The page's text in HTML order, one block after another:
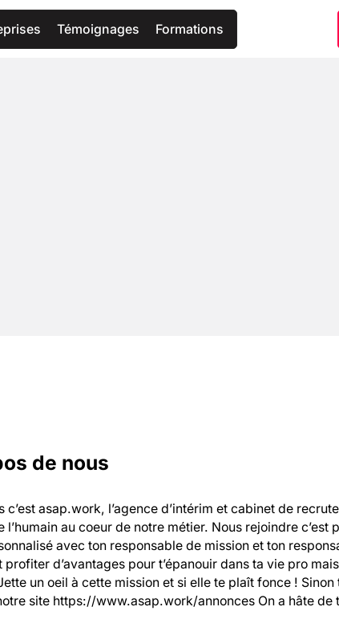
Témoignages Formations
de nous
c’est asap.work, l’agence d’intérim et cabinet de
l’humain au coeur de notre métier. Nous rejoindre c’est
avec ton responsable de mission et ton
profiter d’avantages pour t’épanouir dans ta vie pro
un oeil à cette mission et si elle te plaît fonce !
site https://www.asap.work/annonces On a hâte de